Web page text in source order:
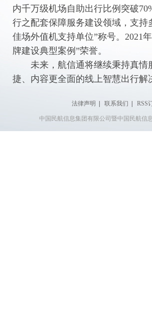
内千万级机场自助出行比例突破
行之配套保障服务建设领域，支
佳场外值机支持单位”称号。2021
牌建设典型案例”荣誉。
未来，航信通将继续秉持真情
捷、内容更全面的线上智慧出行
法律声明 联系我们 RSS
中国民航信息集团有限公司暨中国民航信